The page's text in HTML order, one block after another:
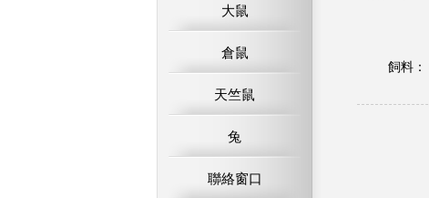
大鼠
倉鼠
天竺鼠
兔
聯絡窗口
飼料：